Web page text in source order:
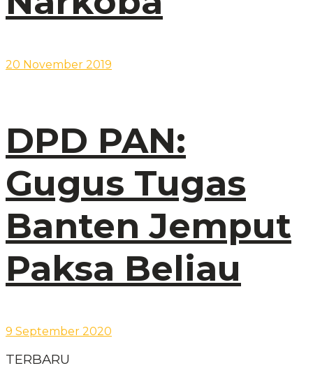
20 November 2019
DPD PAN:
Gugus Tugas
Banten Jemput
Paksa Beliau
9 September 2020
TERBARU